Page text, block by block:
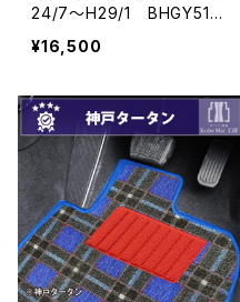
24/7〜H29/1 BHGY51
フロアマット一式 カーマッ
ト ハイグレードタイプ
¥16,500